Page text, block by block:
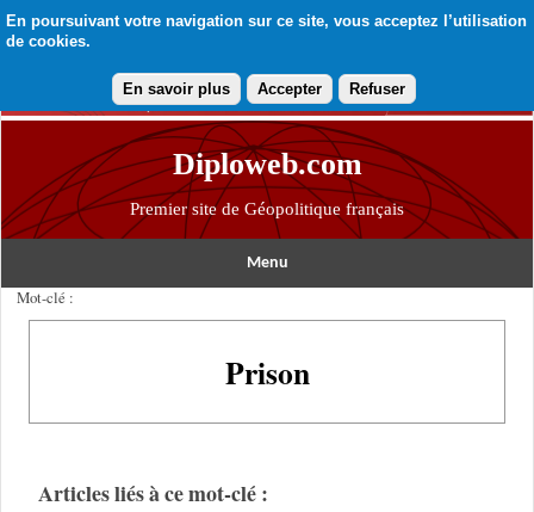
En poursuivant votre navigation sur ce site, vous acceptez l’utilisation
de cookies.
En savoir plus Accepter Refuser
Diploweb.com
Premier site de Géopolitique français
Menu
Mot-clé :
Prison
Articles liés à ce mot-clé :